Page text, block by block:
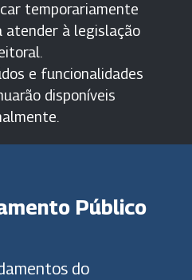
temporariamente
atender à legislação
e funcionalidades
disponíveis
Público
do